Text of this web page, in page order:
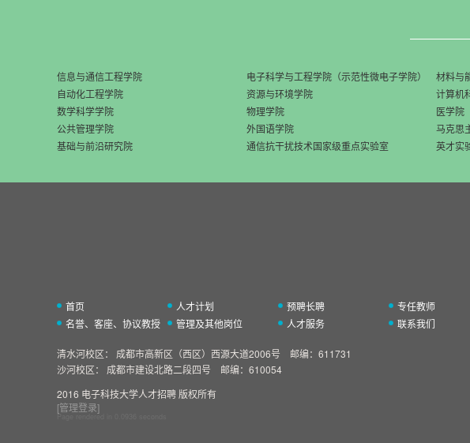
信息与通信工程学院 电子科学与工程学院（示范性微电子学院） 材料与
自动化工程学院
资源与环境学院 计算机
数学科学学院
物理学院 医学院
公共管理学院
外国语学院 马克思
基础与前沿研究院
通信抗干扰技术国家级重点实验室 英才实
首页 人才计划 预聘长聘 专任教师
名誉、客座、协议教授
管理及其他岗位 人才服务 联系我们
清水河校区：
成都市高新区（西区）西源大道2006号 邮编：611731
沙河校区：
成都市建设北路二段四号 邮编：610054
2016 电子科技大学人才招聘 版权所有
[管理登录]
Page rendered in